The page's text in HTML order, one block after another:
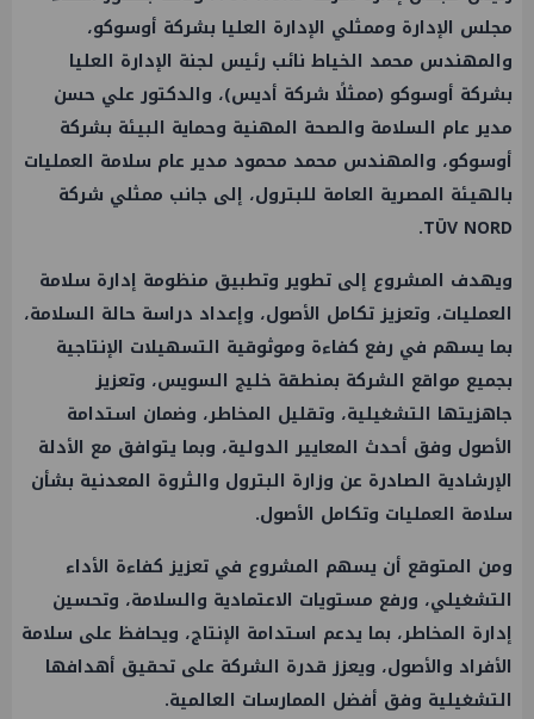
مجلس الإدارة وممثلي الإدارة العليا بشركة أوسوكو،
والمهندس محمد الخياط نائب رئيس لجنة الإدارة العليا
بشركة أوسوكو (ممثلًا شركة أديس)، والدكتور علي حسن
مدير عام السلامة والصحة المهنية وحماية البيئة بشركة
أوسوكو، والمهندس محمد محمود مدير عام سلامة العمليات
بالهيئة المصرية العامة للبترول، إلى جانب ممثلي شركة
TÜV NORD.
ويهدف المشروع إلى تطوير وتطبيق منظومة إدارة سلامة
العمليات، وتعزيز تكامل الأصول، وإعداد دراسة حالة السلامة،
بما يسهم في رفع كفاءة وموثوقية التسهيلات الإنتاجية
بجميع مواقع الشركة بمنطقة خليج السويس، وتعزيز
جاهزيتها التشغيلية، وتقليل المخاطر، وضمان استدامة
الأصول وفق أحدث المعايير الدولية، وبما يتوافق مع الأدلة
الإرشادية الصادرة عن وزارة البترول والثروة المعدنية بشأن
سلامة العمليات وتكامل الأصول.
ومن المتوقع أن يسهم المشروع في تعزيز كفاءة الأداء
التشغيلي، ورفع مستويات الاعتمادية والسلامة، وتحسين
إدارة المخاطر، بما يدعم استدامة الإنتاج، ويحافظ على سلامة
الأفراد والأصول، ويعزز قدرة الشركة على تحقيق أهدافها
التشغيلية وفق أفضل الممارسات العالمية.